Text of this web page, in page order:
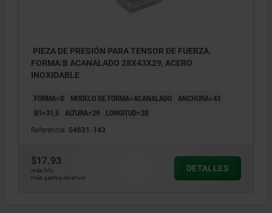
PIEZA DE PRESIÓN PARA TENSOR DE FUERZA,
FORMA:B ACANALADO 28X43X29, ACERO
INOXIDABLE
FORMA=B MODELO DE FORMA=ACANALADO ANCHURA=43
B1=31,5 ALTURA=29 LONGITUD=28
Referencia: 04631-143
$17.93
más IVA.
más gastos de envío
DETALLES